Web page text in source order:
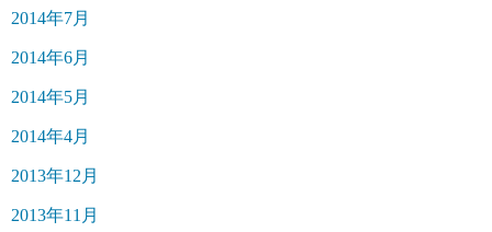
2014年7月
2014年6月
2014年5月
2014年4月
2013年12月
2013年11月